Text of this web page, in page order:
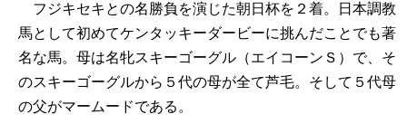
フジキセキとの名勝負を演じた朝日杯を２着。日本調教
馬として初めてケンタッキーダービーに挑んだことでも著
名な馬。母は名牝スキーゴーグル（エイコーンＳ）で、そ
のスキーゴーグルから５代の母が全て芦毛。そして５代母
の父がマームードである。